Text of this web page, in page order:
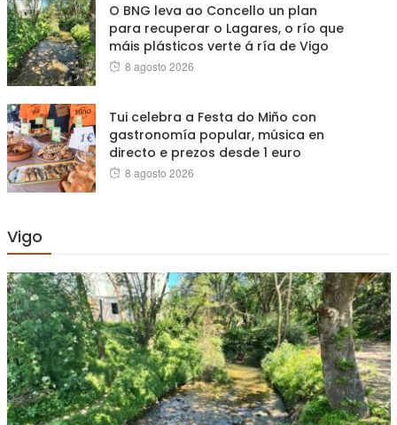
O BNG leva ao Concello un plan
para recuperar o Lagares, o río que
máis plásticos verte á ría de Vigo
Posted
8 agosto 2026
Tui celebra a Festa do Miño con
gastronomía popular, música en
directo e prezos desde 1 euro
Posted
8 agosto 2026
Vigo